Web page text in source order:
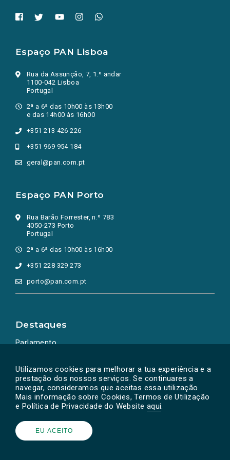
Utilizamos cookies para melhorar a tua experiência e a
prestação dos nossos serviços. Se continuares a
navegar, consideramos que aceitas essa utilização.
Mais informação sobre Cookies, Termos de Utilização
e Política de Privacidade do Website aqui.
EU ACEITO
Espaço PAN Lisboa
Rua da Assunção, 7, 1.º andar
1100-042 Lisboa
Portugal
2ª a 6ª das 10h00 às 13h00
e das 14h00 às 16h00
+351 213 426 226
+351 969 954 184
geral@pan.com.pt
Espaço PAN Porto
Rua Barão Forrester, n.º 783
4050-273 Porto
Portugal
2ª a 6ª das 10h00 às 16h00
+351 228 329 273
porto@pan.com.pt
Destaques
Parlamento
Powered by © PAN 2026